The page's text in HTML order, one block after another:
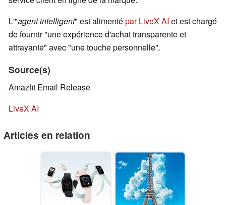
L'"agent intelligent" est alimentépar LiveX AI et est chargé
de fournir "une expérience d'achat transparente et
attrayante" avec "une touche personnelle".
Source(s)
Amazfit Email Release
LiveX AI
Articles en relation